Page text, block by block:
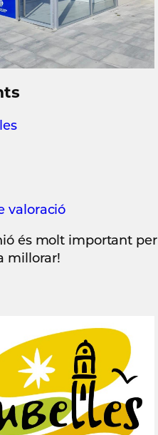
valoració
és molt important per
millorar!